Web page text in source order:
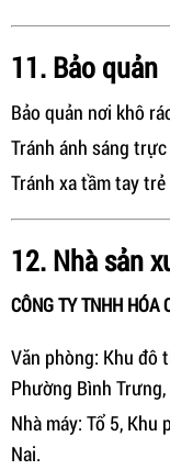
11. Bảo quản
Bảo quản nơi khô
Tránh ánh sáng
Tránh xa tầm tay trẻ
12. Nhà sản
CÔNG TY TNHH HÓA
Văn phòng: Khu đô
Phường Bình
Nhà máy: Tổ 5, Khu
Nai.